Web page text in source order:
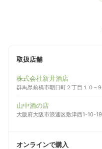
取扱店舗
株式会社新井酒店
群馬県前橋市朝日町２丁目１０−９
山中酒の店
大阪府大阪市浪速区敷津西1-10-19
オンラインで購入